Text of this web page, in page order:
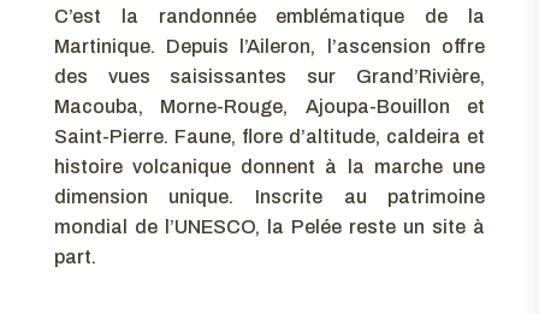
C’est la randonnée emblématique de la
Martinique. Depuis l’Aileron, l’ascension offre
des vues saisissantes sur Grand’Rivière,
Macouba, Morne-Rouge, Ajoupa-Bouillon et
Saint-Pierre. Faune, flore d’altitude, caldeira et
histoire volcanique donnent à la marche une
dimension unique. Inscrite au patrimoine
mondial de l’UNESCO, la Pelée reste un site à
part.